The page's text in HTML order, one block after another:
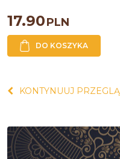
17.90PLN
DO KOSZYKA
KONTYNUUJ